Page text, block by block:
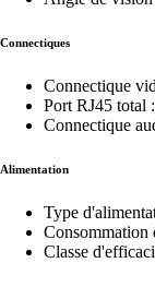
Connectiques
Connectique
Port RJ45 total
Connectique
Alimentation
Type
Consommation
Classe